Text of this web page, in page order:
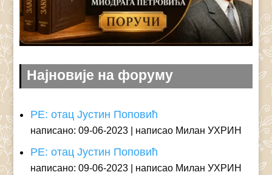
Најновије на форуму
РЕ: отац Јустин Поповић
написано: 09-06-2023 написао Милан УХРИН
РЕ: отац Јустин Поповић
написано: 09-06-2023 написао Милан УХРИН